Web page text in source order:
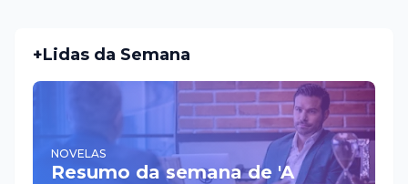
+Lidas da Semana
NOVELAS
Resumo da semana de 'A